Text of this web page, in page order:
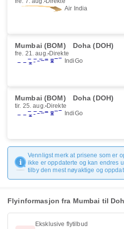
Air India
Mumbai (BOM) Doha (DOH)
fre. 21. aug. Direkte
IndiGo
Mumbai (BOM) Doha (DOH)
tir. 25. aug. Direkte
IndiGo
Vennligst merk at prisene som er
ikke er oppdaterte og kan endres
tilby den mest nøyaktige og
Flyinformasjon fra Mumbai til
Eksklusive flytilbud